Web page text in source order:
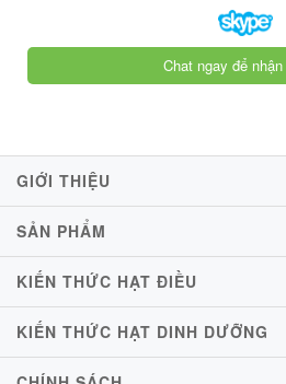
Chat ngay để
GIỚI THIỆU
SẢN PHẨM
KIẾN THỨC HẠT ĐIỀU
KIẾN THỨC HẠT DINH DƯỠNG